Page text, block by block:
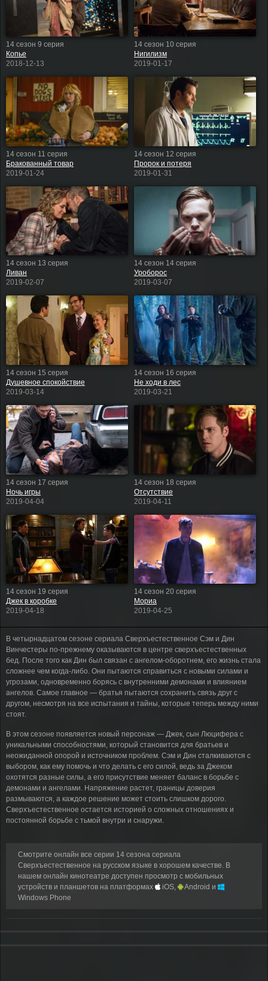
14 сезон 9 серия
Копье
2018-12-13
14 сезон 10 серия
Нигилизм
2019-01-17
14 сезон 11 серия
Бракованный товар
2019-01-24
14 сезон 12 серия
Пророк и потеря
2019-01-31
14 сезон 13 серия
Ливан
2019-02-07
14 сезон 14 серия
Уроборос
2019-03-07
14 сезон 15 серия
Душевное спокойствие
2019-03-14
14 сезон 16 серия
Не ходи в лес
2019-03-21
14 сезон 17 серия
Ночь игры
2019-04-04
14 сезон 18 серия
Отсутствие
2019-04-11
14 сезон 19 серия
Джек в коробке
2019-04-18
14 сезон 20 серия
Мориа
2019-04-25
В четырнадцатом сезоне сериала Сверхъестественное Сэм и Дин
Винчестеры по-прежнему оказываются в центре сверхъестественных
бед. После того как Дин был связан с ангелом-оборотнем, его жизнь стала
сложнее чем когда-либо. Они пытаются справиться с новыми силами и
угрозами, одновременно борясь с внутренними демонами и влиянием
ангелов. Самое главное — братья пытаются сохранить связь друг с
другом, несмотря на все испытания и тайны, которые теперь между ними
стоят.
В этом сезоне появляется новый персонаж — Джек, сын Люцифера с
уникальными способностями, который становится для братьев и
неожиданной опорой и источником проблем. Сэм и Дин сталкиваются с
выбором, как ему помочь и что делать с его силой, ведь за Джеком
охотятся разные силы, а его присутствие меняет баланс в борьбе с
демонами и ангелами. Напряжение растет, границы доверия
размываются, а каждое решение может стоить слишком дорого.
Сверхъестественное остается историей о сложных отношениях и
постоянной борьбе с тьмой внутри и снаружи.
Смотрите онлайн все серии 14 сезона сериала
Сверхъестественное на русском языке в хорошем качестве. В
нашем онлайн кинотеатре доступен просмотр с мобильных
устройств и планшетов на платформах
iOS,
Android и
Windows Phone